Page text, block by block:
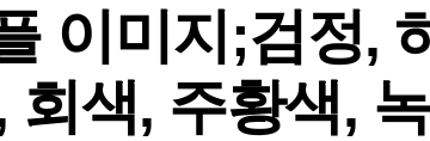
이미지;검정,
회색, 주황색, 녹